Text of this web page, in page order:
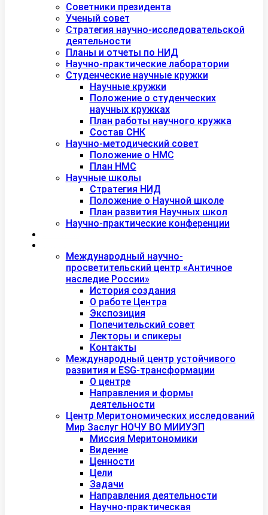
Советники президента
Ученый совет
Стратегия научно-исследовательской
деятельности
Планы и отчеты по НИД
Научно-практические лаборатории
Студенческие научные кружки
Научные кружки
Положение о студенческих
научных кружках
План работы научного кружка
Состав СНК
Научно-методический совет
Положение о НМС
План НМС
Научные школы
Стратегия НИД
Положение о Научной школе
План развития Научных школ
Научно-практические конференции
Международный научно-
просветительский центр «Античное
наследие России»
История создания
О работе Центра
Экспозиция
Попечительский совет
Лекторы и спикеры
Контакты
Международный центр устойчивого
развития и ESG-трансформации
О центре
Направления и формы
деятельности
Центр Меритономических исследований
Мир Заслуг НОЧУ ВО МИИУЭП
Миссия Меритономики
Видение
Ценности
Цели
Задачи
Направления деятельности
Научно-практическая